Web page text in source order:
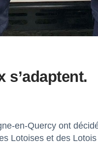
s’adaptent.
en-Quercy ont
Lotoises et des